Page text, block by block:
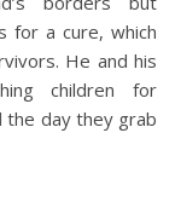
for a cure, which
He and his
children for
the day they grab